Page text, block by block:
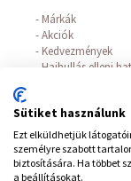
Márkák
Akciók
Kedvezmények
Hajhullás elleni
FIÓKOM
Belépés /
Hírlevél
Elállás a
Sütiket használunk
Ezt elküldhetjük
személyre szabott
biztosítására. Ha többet
a beállításokat.